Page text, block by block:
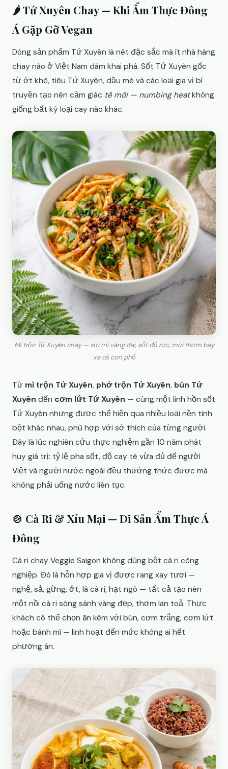
🌶 Tứ Xuyên Chay — Khi Ẩm Thực Đông
Á Gặp Gỡ Vegan
Dòng sản phẩm Tứ Xuyên là nét đặc sắc mà ít nhà hàng
chay nào ở Việt Nam dám khai phá. Sốt Tứ Xuyên gốc
từ ớt khô, tiêu Tứ Xuyên, dầu mè và các loại gia vị bí
truyền tạo nên cảm giác tê môi — numbing heatkhông
giống bất kỳ loại cay nào khác.
Mì trộn Tứ Xuyên chay — sợi mì vàng dai, sốt đỏ rực, mùi thơm bay
xa cả con phố
Từ mì trộn Tứ Xuyên, phở trộn Tứ Xuyên, bún Tứ
Xuyên đến cơm lứt Tứ Xuyên — cùng một linh hồn sốt
Tứ Xuyên nhưng được thể hiện qua nhiều loại nền tinh
bột khác nhau, phù hợp với sở thích của từng người.
Đây là lúc nghiên cứu thực nghiệm gần 10 năm phát
huy giá trị: tỷ lệ pha sốt, độ cay tê vừa đủ để người
Việt và người nước ngoài đều thưởng thức được mà
không phải uống nước liên tục.
🍲 Cà Ri & Xíu Mại — Di Sản Ẩm Thực Á
Đông
Cà ri chay Veggie Saigon không dùng bột cà ri công
nghiệp. Đó là hỗn hợp gia vị được rang xay tươi —
nghệ, sả, gừng, ớt, lá cà ri, hạt ngò — tất cả tạo nên
một nồi cà ri sóng sánh vàng đẹp, thơm lan toả. Thực
khách có thể chọn ăn kèm với bún, cơm trắng, cơm lứt
hoặc bánh mì — linh hoạt đến mức không ai hết
phương án.